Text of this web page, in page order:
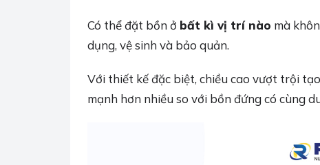
Có thể đặt bồn ở bất kì vị trí nào mà
dụng, vệ sinh và bảo quản.
Với thiết kế đặc biệt, chiều cao vượt trội
mạnh hơn nhiều so với bồn đứng có cùng